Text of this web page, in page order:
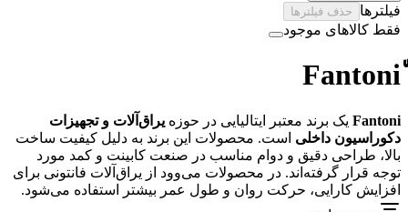
فیلترها حذف فیلترها
فقط کالاهای موجود
Fantoni یک برند معتبر ایتالیایی در حوزه یراق‌آلات و تجهیزات
دکوراسیون داخلی است. محصولات این برند به دلیل کیفیت ساخت
بالا، طراحی دقیق و دوام مناسب در صنعت کابینت و کمد مورد
توجه قرار گرفته‌اند. در محصولات می‌وود از یراق‌آلات فانتونی برای
افزایش کارایی، حرکت روان و طول عمر بیشتر استفاده می‌شود.